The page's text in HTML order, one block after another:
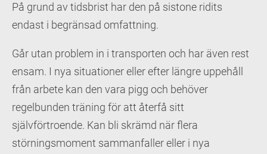
På grund av tidsbrist har den på sistone ridits
endast i begränsad omfattning.
Går utan problem in i transporten och har även rest
ensam. I nya situationer eller efter längre uppehåll
från arbete kan den vara pigg och behöver
regelbunden träning för att återfå sitt
självförtroende. Kan bli skrämd när flera
störningsmoment sammanfaller eller i nya